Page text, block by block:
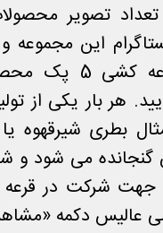
تصویر
این مجموعه
آن در قرعه
هر بار یکی از
بطری شیرقهوه
می شود و شما
جهت شرکت در
عالیس دکمه